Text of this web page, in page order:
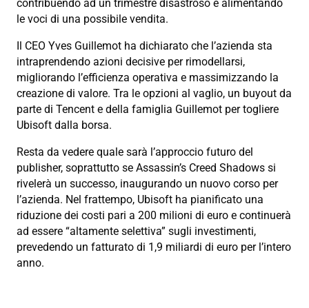
contribuendo ad un trimestre disastroso e alimentando
le voci di una possibile vendita.
Il CEO Yves Guillemot ha dichiarato che l’azienda sta
intraprendendo azioni decisive per rimodellarsi,
migliorando l’efficienza operativa e massimizzando la
creazione di valore. Tra le opzioni al vaglio, un buyout da
parte di Tencent e della famiglia Guillemot per togliere
Ubisoft dalla borsa.
Resta da vedere quale sarà l’approccio futuro del
publisher, soprattutto se Assassin’s Creed Shadows si
rivelerà un successo, inaugurando un nuovo corso per
l’azienda. Nel frattempo, Ubisoft ha pianificato una
riduzione dei costi pari a 200 milioni di euro e continuerà
ad essere “altamente selettiva” sugli investimenti,
prevedendo un fatturato di 1,9 miliardi di euro per l’intero
anno.